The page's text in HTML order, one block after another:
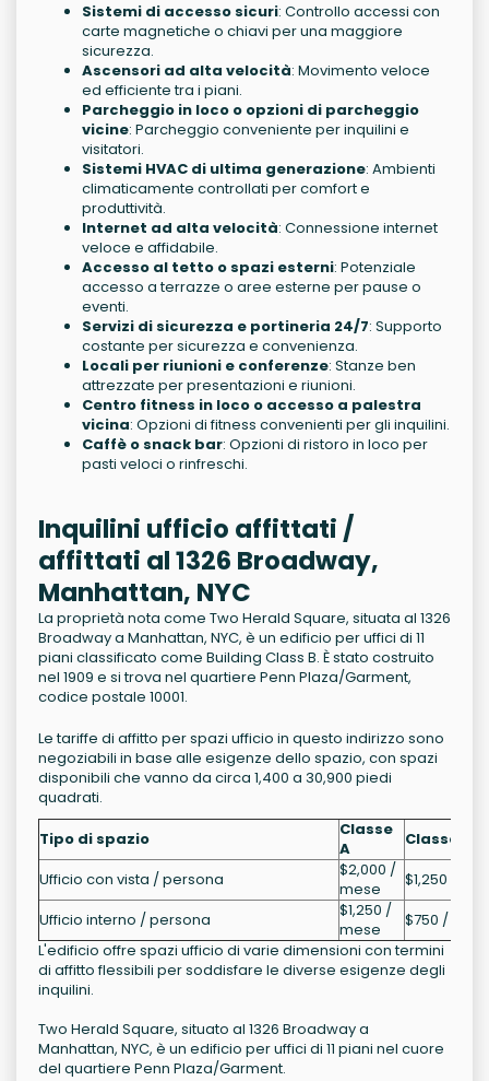
Sistemi di accesso sicuri: Controllo accessi con
carte magnetiche o chiavi per una maggiore
sicurezza.
Ascensori ad alta velocità: Movimento veloce
ed efficiente tra i piani.
Parcheggio in loco o opzioni di parcheggio
vicine: Parcheggio conveniente per inquilini e
visitatori.
Sistemi HVAC di ultima generazione: Ambienti
climaticamente controllati per comfort e
produttività.
Internet ad alta velocità: Connessione internet
veloce e affidabile.
Accesso al tetto o spazi esterni: Potenziale
accesso a terrazze o aree esterne per pause o
eventi.
Servizi di sicurezza e portineria 24/7: Supporto
costante per sicurezza e convenienza.
Locali per riunioni e conferenze: Stanze ben
attrezzate per presentazioni e riunioni.
Centro fitness in loco o accesso a palestra
vicina: Opzioni di fitness convenienti per gli inquilini.
Caffè o snack bar: Opzioni di ristoro in loco per
pasti veloci o rinfreschi.
Inquilini ufficio affittati /
affittati al 1326 Broadway,
Manhattan, NYC
La proprietà nota come Two Herald Square, situata al 1326
Broadway a Manhattan, NYC, è un edificio per uffici di 11
piani classificato come Building Class B. È stato costruito
nel 1909 e si trova nel quartiere Penn Plaza/Garment,
codice postale 10001.
Le tariffe di affitto per spazi ufficio in questo indirizzo sono
negoziabili in base alle esigenze dello spazio, con spazi
disponibili che vanno da circa 1,400 a 30,900 piedi
quadrati.
Tipo di spazio
Classe
A
Classe B
Ufficio con vista / persona
$2,000 /
mese
$1,250 /
Ufficio interno / persona
$1,250 /
mese
$750 /
L'edificio offre spazi ufficio di varie dimensioni con termini
di affitto flessibili per soddisfare le diverse esigenze degli
inquilini.
Two Herald Square, situato al 1326 Broadway a
Manhattan, NYC, è un edificio per uffici di 11 piani nel cuore
del quartiere Penn Plaza/Garment.